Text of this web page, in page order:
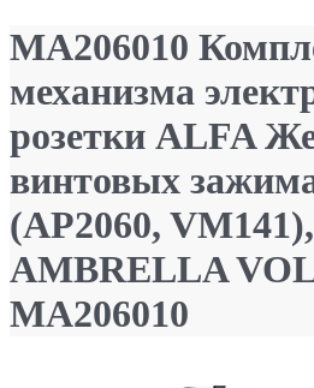
MA206010
механизма
розетки ALFA
винтовых
(AP2060, VM141),
AMBRELLA
MA206010